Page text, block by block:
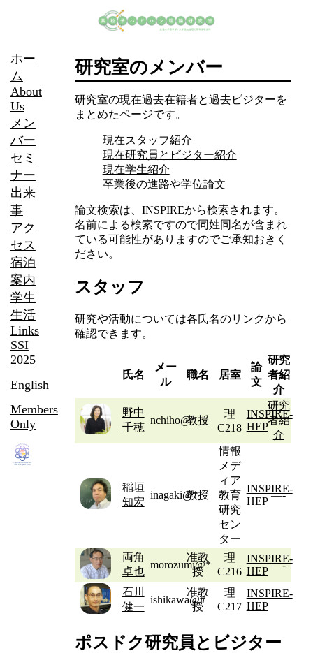
ホー
ム
About
Us
メン
バー
セミ
ナー
出来
事
アク
セス
宿泊
案内
学生
生活
Links
SSI
2025
English
Members
Only
研究室のメンバー
研究室の現在過去在籍者と過去ビジターを
まとめたページです。
現在スタッフ紹介
現在研究員とビジター紹介
現在学生紹介
卒業後の進路や学位論文
論文検索は、INSPIREから検索されます。
名前による検索ですので同姓同名が含まれ
ている可能性がありますのでご承知おきく
ださい。
スタッフ
研究や活動については各氏名のリンクから
確認できます。
氏名
メー
ル
職名 居室
論
文
研究
者紹
介
野中
千穂
nchiho@*教授
理
C218
INSPIRE-
HEP
研究
者紹
介
稲垣
知宏
inagaki@*教授
情報
メデ
ィア
教育
研究
セン
ター
INSPIRE-
HEP
—-
両角
卓也
morozumi@*
准教
授
理
C216
INSPIRE-
HEP
—-
石川
健一
ishikawa@#
准教
授
理
C217
INSPIRE-
HEP
ポスドク研究員とビジター